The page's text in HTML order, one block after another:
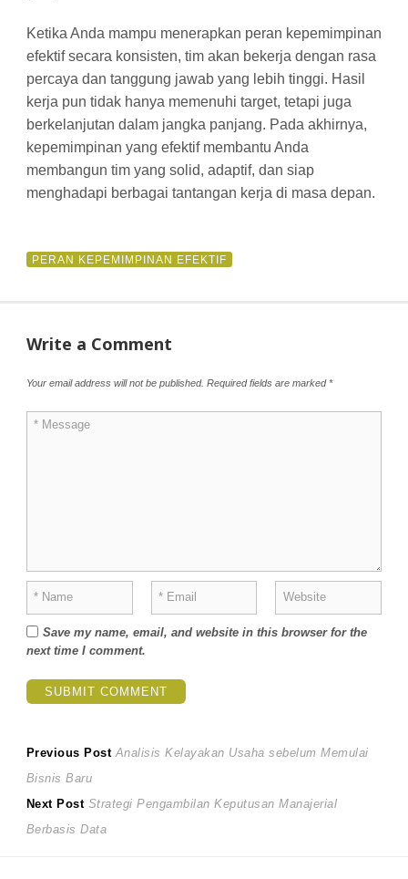
Ketika Anda mampu menerapkan peran kepemimpinan
efektif secara konsisten, tim akan bekerja dengan rasa
percaya dan tanggung jawab yang lebih tinggi. Hasil
kerja pun tidak hanya memenuhi target, tetapi juga
berkelanjutan dalam jangka panjang. Pada akhirnya,
kepemimpinan yang efektif membantu Anda
membangun tim yang solid, adaptif, dan siap
menghadapi berbagai tantangan kerja di masa depan.
PERAN KEPEMIMPINAN EFEKTIF
Write a Comment
Your email address will not be published. Required fields are marked*
Save my name, email, and website in this browser for the
next time I comment.
P
o
s
Previous Post P
e
Analisis Kelayakan Usaha sebelum Memulai
Bisnis Baru
Next Post N
e
Strategi Pengambilan Keputusan Manajerial
Berbasis Data